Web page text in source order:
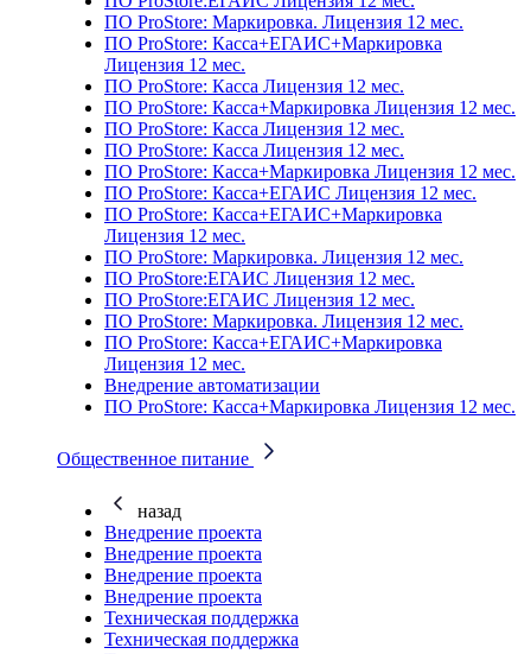
ПО ProStore: Маркировка. Лицензия 12 мес.
ПО ProStore: Касса+ЕГАИС+Маркировка
Лицензия 12 мес.
ПО ProStore: Касса Лицензия 12 мес.
ПО ProStore: Касса+Маркировка Лицензия 12 мес.
ПО ProStore: Касса Лицензия 12 мес.
ПО ProStore: Касса Лицензия 12 мес.
ПО ProStore: Касса+Маркировка Лицензия 12 мес.
ПО ProStore: Касса+ЕГАИС Лицензия 12 мес.
ПО ProStore: Касса+ЕГАИС+Маркировка
Лицензия 12 мес.
ПО ProStore: Маркировка. Лицензия 12 мес.
ПО ProStore:ЕГАИС Лицензия 12 мес.
ПО ProStore:ЕГАИС Лицензия 12 мес.
ПО ProStore: Маркировка. Лицензия 12 мес.
ПО ProStore: Касса+ЕГАИС+Маркировка
Лицензия 12 мес.
Внедрение автоматизации
ПО ProStore: Касса+Маркировка Лицензия 12 мес.
Общественное питание
назад
Внедрение проекта
Внедрение проекта
Внедрение проекта
Внедрение проекта
Техническая поддержка
Техническая поддержка